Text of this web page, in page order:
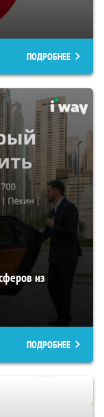
ПОДРОБНЕЕ
из
ПОДРОБНЕЕ